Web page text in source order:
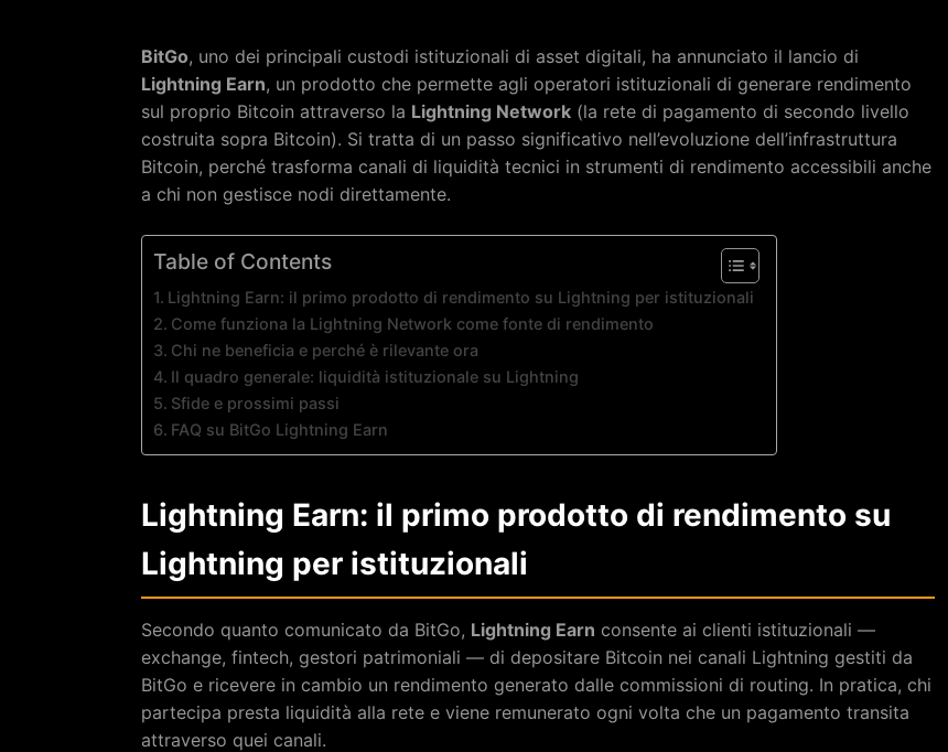
BitGo, uno dei principali custodi istituzionali di asset digitali, ha annunciato il lancio di
Lightning Earn, un prodotto che permette agli operatori istituzionali di generare rendimento
sul proprio Bitcoin attraverso la Lightning Network (la rete di pagamento di secondo livello
costruita sopra Bitcoin). Si tratta di un passo significativo nell’evoluzione dell’infrastruttura
Bitcoin, perché trasforma canali di liquidità tecnici in strumenti di rendimento accessibili anche
a chi non gestisce nodi direttamente.
Table of Contents
Lightning Earn: il primo prodotto di rendimento su Lightning per istituzionali
Come funziona la Lightning Network come fonte di rendimento
Chi ne beneficia e perché è rilevante ora
Il quadro generale: liquidità istituzionale su Lightning
Sfide e prossimi passi
FAQ su BitGo Lightning Earn
Lightning Earn: il primo prodotto di rendimento su
Lightning per istituzionali
Secondo quanto comunicato da BitGo, Lightning Earn consente ai clienti istituzionali —
exchange, fintech, gestori patrimoniali — di depositare Bitcoin nei canali Lightning gestiti da
BitGo e ricevere in cambio un rendimento generato dalle commissioni di routing. In pratica, chi
partecipa presta liquidità alla rete e viene remunerato ogni volta che un pagamento transita
attraverso quei canali.